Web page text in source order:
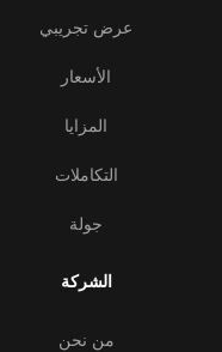
عرض تجريبي
الأسعار
المزايا
التكاملات
جولة
الشركة
من نحن